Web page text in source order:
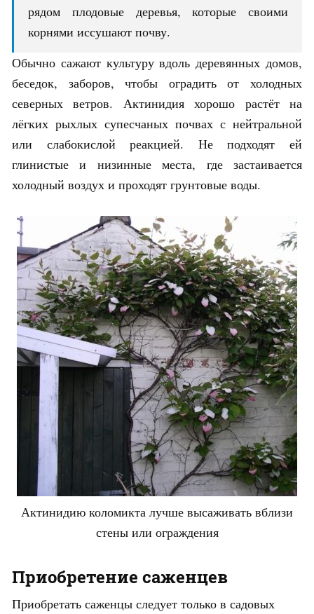
рядом плодовые деревья, которые своими
корнями иссушают почву.
Обычно сажают культуру вдоль деревянных домов,
беседок, заборов, чтобы оградить от холодных
северных ветров. Актинидия хорошо растёт на
лёгких рыхлых супесчаных почвах с нейтральной
или слабокислой реакцией. Не подходят ей
глинистые и низинные места, где застаивается
холодный воздух и проходят грунтовые воды.
Актинидию коломикта лучше высаживать вблизи
стены или ограждения
Приобретение саженцев
Приобретать саженцы следует только в садовых